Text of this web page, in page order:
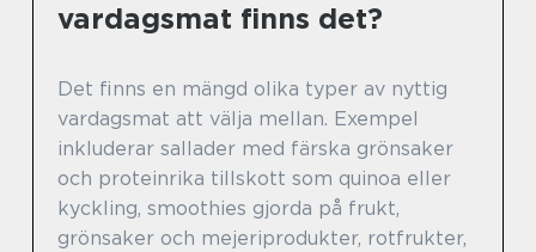
vardagsmat finns det?
Det finns en mängd olika typer av nyttig
vardagsmat att välja mellan. Exempel
inkluderar sallader med färska grönsaker
och proteinrika tillskott som quinoa eller
kyckling, smoothies gjorda på frukt,
grönsaker och mejeriprodukter, rotfrukter,